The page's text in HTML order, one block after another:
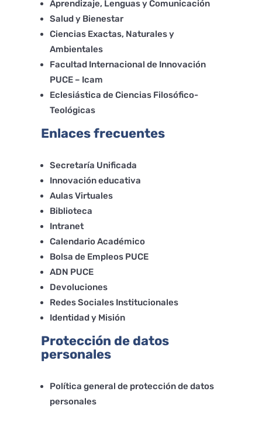
Aprendizaje, Lenguas y Comunicación
Salud y Bienestar
Ciencias Exactas, Naturales y
Ambientales
Facultad Internacional de Innovación
PUCE – Icam
Eclesiástica de Ciencias Filosófico-
Teológicas
Enlaces frecuentes
Secretaría Unificada
Innovación educativa
Aulas Virtuales
Biblioteca
Intranet
Calendario Académico
Bolsa de Empleos PUCE
ADN PUCE
Devoluciones
Redes Sociales Institucionales
Identidad y Misión
Protección de datos
personales
Política general de protección de datos
personales